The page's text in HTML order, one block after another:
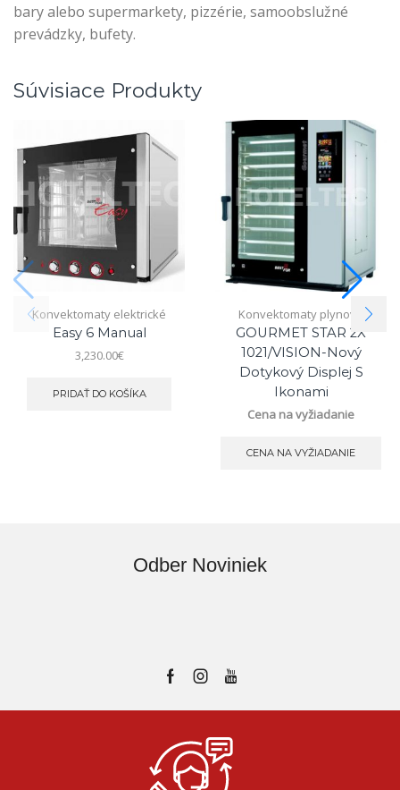
bary alebo supermarkety, pizzérie, samoobslužné
prevádzky, bufety.
Súvisiace Produkty
Konvektomaty elektrické
Easy 6 Manual
3,230.00€
PRIDAŤ DO KOŠÍKA
Konvektomaty plynové
GOURMET STAR 2X
1021/VISION-Nový
Dotykový Displej S
Ikonami
Cena na vyžiadanie
CENA NA VYŽIADANIE
Odber Noviniek